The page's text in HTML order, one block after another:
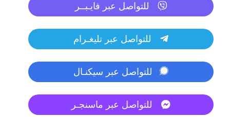
للتواصل عبر فايـبــر
للتواصل عبر تليغـرام
للتواصل عبر سيكنـال
للتواصل عبر ماسنجـر